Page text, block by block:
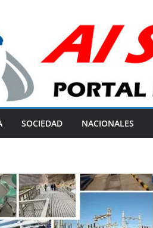
SOCIEDAD NACIONALES